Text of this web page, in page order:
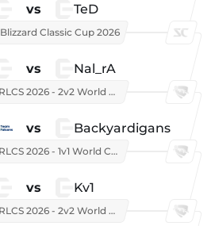
vs TeD
Blizzard Classic Cup 2026
vs Nal_rA
RLCS 2026 - 2v2 World Championship
vs Backyardigans
RLCS 2026 - 1v1 World Championship
vs Kv1
RLCS 2026 - 2v2 World Championship